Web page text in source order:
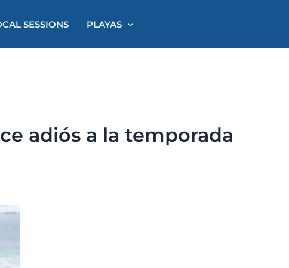
SESSIONS PLAYAS
adiós a la temporada